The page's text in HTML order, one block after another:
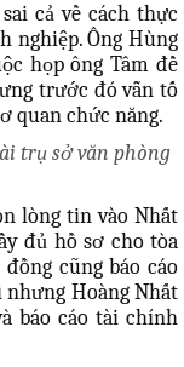
cả về cách thực
nghiệp. Ông Hùng
họp ông Tâm đề
trước đó vẫn tố
quan chức năng.
trụ sở văn phòng
lòng tin vào Nhất
đủ hồ sơ cho tòa
cũng báo cáo
nhưng Hoàng Nhất
báo cáo tài chính